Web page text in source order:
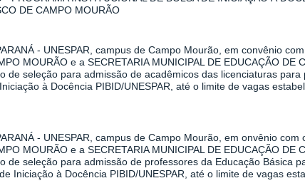
DE CAMPO MOURÃO
- UNESPAR, campus de Campo Mourão, em convênio
MOURÃO e a SECRETARIA MUNICIPAL DE EDUCAÇÃO DE
de seleção para admissão de acadêmicos das licenciaturas para
à Docência PIBID/UNESPAR, até o limite de vagas
- UNESPAR, campus de Campo Mourão, em onvênio com
MOURÃO e a SECRETARIA MUNICIPAL DE EDUCAÇÃO DE
de seleção para admissão de professores da Educação Básica
Iniciação à Docência PIBID/UNESPAR, até o limite de vagas